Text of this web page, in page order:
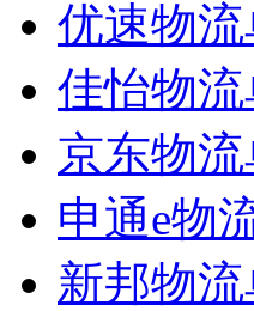
优速物
佳怡物
京东物
申通e物
新邦物